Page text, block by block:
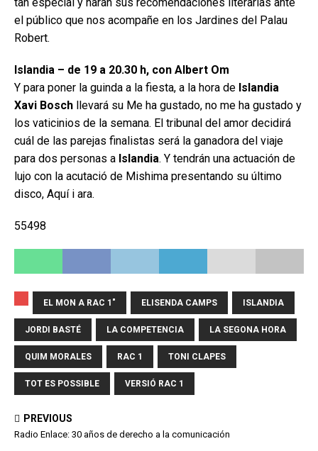
el público que nos acompañe en los Jardines del Palau
Robert.
Islandia – de 19 a 20.30 h, con Albert Om
Y para poner la guinda a la fiesta, a la hora de Islandia
Xavi Bosch llevará su Me ha gustado, no me ha gustado y
los vaticinios de la semana. El tribunal del amor decidirá
cuál de las parejas finalistas será la ganadora del viaje
para dos personas a Islandia. Y tendrán una actuación de
lujo con la acutació de Mishima presentando su último
disco, Aquí i ara.
55498
EL MON A RAC 1" ELISENDA CAMPS ISLANDIA
JORDI BASTÉ LA COMPETENCIA LA SEGONA HORA
QUIM MORALES RAC 1 TONI CLAPES
TOT ES POSSIBLE VERSIÓ RAC 1
PREVIOUS
Radio Enlace: 30 años de derecho a la comunicación